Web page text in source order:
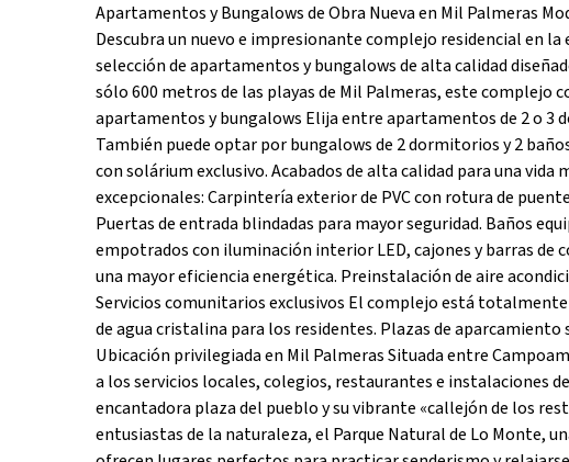
Apartamentos y Bungalows de Obra Nueva en Mil Palmeras
Descubra un nuevo e impresionante complejo residencial en
selección de apartamentos y bungalows de alta calidad
sólo 600 metros de las playas de Mil Palmeras, este
apartamentos y bungalows Elija entre apartamentos de 2 o 3
También puede optar por bungalows de 2 dormitorios y 2
con solárium exclusivo. Acabados de alta calidad para una
excepcionales: Carpintería exterior de PVC con rotura de
Puertas de entrada blindadas para mayor seguridad. Baños
empotrados con iluminación interior LED, cajones y barras
una mayor eficiencia energética. Preinstalación de aire
Servicios comunitarios exclusivos El complejo está
de agua cristalina para los residentes. Plazas de
Ubicación privilegiada en Mil Palmeras Situada entre
a los servicios locales, colegios, restaurantes e instalaciones
encantadora plaza del pueblo y su vibrante «callejón de los
entusiastas de la naturaleza, el Parque Natural de Lo Monte,